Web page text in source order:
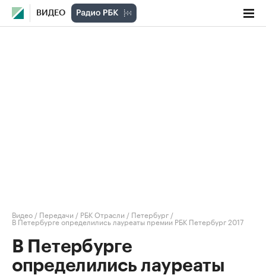
ВИДЕО
Видео / Передачи / РБК Отрасли / Петербург /
В Петербурге определились лауреаты премии РБК Петербург 2017
В Петербурге
определились лауреаты